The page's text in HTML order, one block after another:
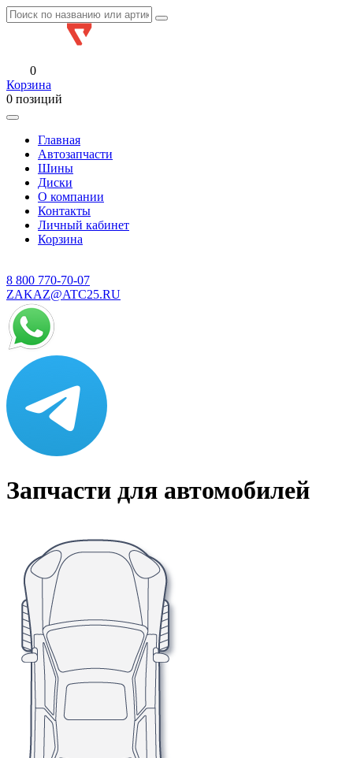
0
Корзина
0 позиций
Главная
Автозапчасти
Шины
Диски
О компании
Контакты
Личный кабинет
Корзина
8 800 770-70-07
ZAKAZ@ATC25.RU
Запчасти для автомобилей